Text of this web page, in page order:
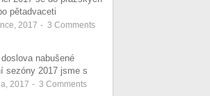
pětadvaceti
2017 - 3 Comments
nabušené
sezóny 2017 jsme s
2017 - 3 Comments